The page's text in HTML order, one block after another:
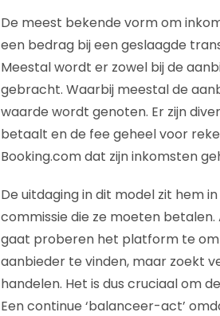
De meest bekende vorm om
een bedrag bij een geslaagde
Meestal wordt er zowel bij de
gebracht. Waarbij meestal de
waarde wordt genoten. Er zijn
betaalt en de fee geheel voor
Booking.com dat zijn inkomsten
De uitdaging in dit model zit hem
commissie die ze moeten
gaat proberen het platform te
aanbieder te vinden, maar zoekt
handelen. Het is dus cruciaal om
Een continue ‘balanceer-act’